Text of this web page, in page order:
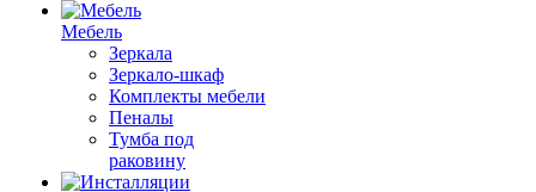
Мебель
Зеркала
Зеркало-шкаф
Комплекты мебели
Пеналы
Тумба под
раковину